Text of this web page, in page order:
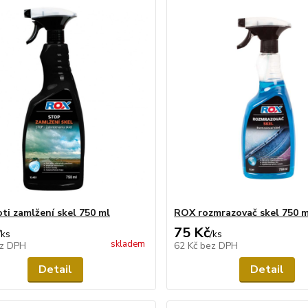
zamlžení skel 750 ml
ks
DPH
skladem
Detail
ROX rozmrazovač skel 750
75 Kč/ks
62 Kč bez DPH
Detail